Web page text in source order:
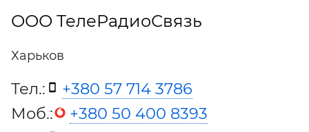
ООО ТелеРадиоСвязь
Харьков
Тел.:
+380 57 714 3786
Моб.:
+380 50 400 8393